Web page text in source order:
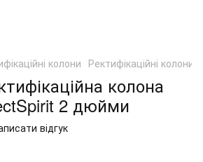
колони Ректифікаційні колони
колона
2 дюйми
відгук